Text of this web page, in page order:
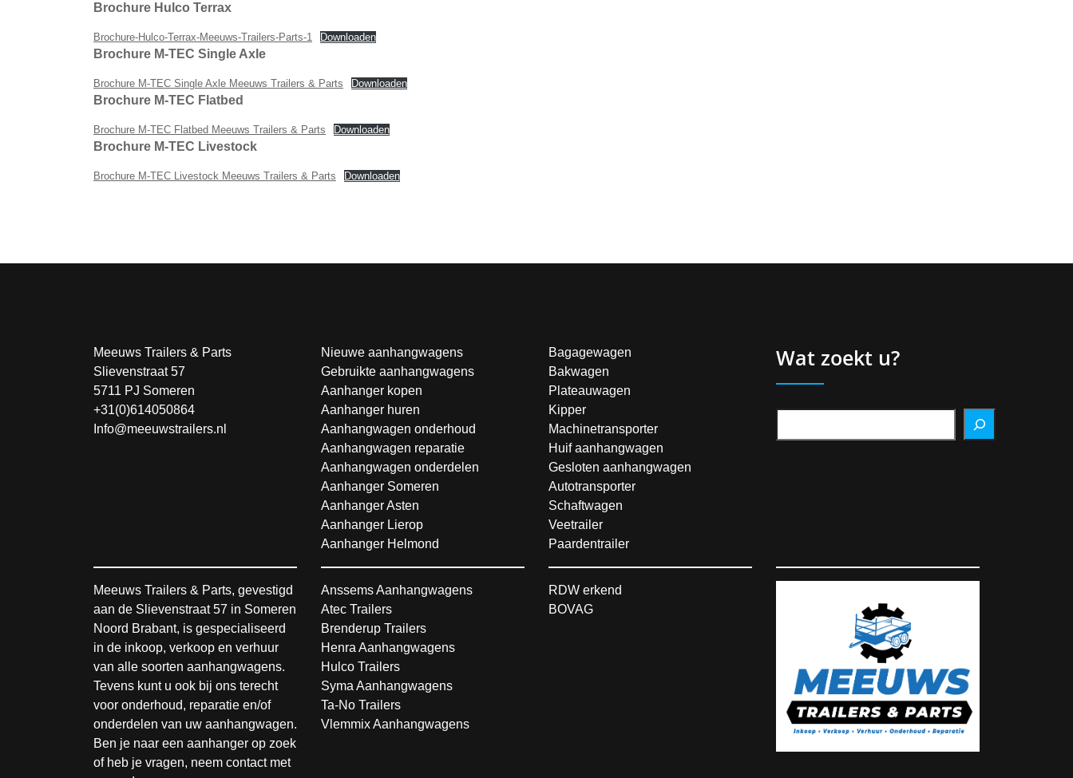
Brochure Hulco Terrax
Brochure-Hulco-Terrax-Meeuws-Trailers-Parts-1 Downloaden
Brochure M-TEC Single Axle
Brochure M-TEC Single Axle Meeuws Trailers & Parts Downloaden
Brochure M-TEC Flatbed
Brochure M-TEC Flatbed Meeuws Trailers & Parts Downloaden
Brochure M-TEC Livestock
Brochure M-TEC Livestock Meeuws Trailers & Parts Downloaden
Meeuws Trailers & Parts
Slievenstraat 57
5711 PJ Someren
+31(0)614050864
Info@meeuwstrailers.nl
Nieuwe aanhangwagens
Gebruikte aanhangwagens
Aanhanger kopen
Aanhanger huren
Aanhangwagen onderhoud
Aanhangwagen reparatie
Aanhangwagen onderdelen
Aanhanger Someren
Aanhanger Asten
Aanhanger Lierop
Aanhanger Helmond
Bagagewagen
Bakwagen
Plateauwagen
Kipper
Machinetransporter
Huif aanhangwagen
Gesloten aanhangwagen
Autotransporter
Schaftwagen
Veetrailer
Paardentrailer
Wat zoekt u?
Meeuws Trailers & Parts, gevestigd
aan de Slievenstraat 57 in Someren
Noord Brabant, is gespecialiseerd
in de inkoop, verkoop en verhuur
van alle soorten aanhangwagens.
Tevens kunt u ook bij ons terecht
voor onderhoud, reparatie en/of
onderdelen van uw aanhangwagen.
Ben je naar een aanhanger op zoek
of heb je vragen, neem contact met
Anssems Aanhangwagens
Atec Trailers
Brenderup Trailers
Henra Aanhangwagens
Hulco Trailers
Syma Aanhangwagens
Ta-No Trailers
Vlemmix Aanhangwagens
RDW erkend
BOVAG